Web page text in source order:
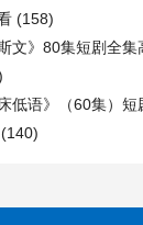
(158)
斯文》80集短剧全
床低语》（60集）
(140)